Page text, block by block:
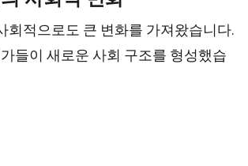
회적으로도 큰 변화를 가져왔습니다.
들이 새로운 사회 구조를 형성했습